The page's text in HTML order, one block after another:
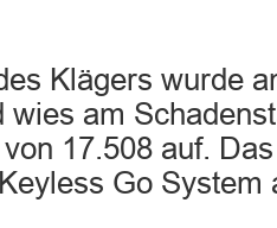
Klägers wurde
wies am
17.508 auf.
Go System